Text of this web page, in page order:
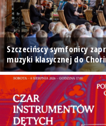
Szczecińscy symfonicy
muzyki klasycznej do